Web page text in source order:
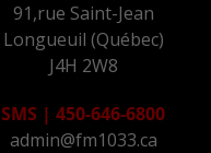
91,rue Saint-Jean
Longueuil (Québec)
J4H 2W8
SMS | 450-646-6800
admin@fm1033.ca